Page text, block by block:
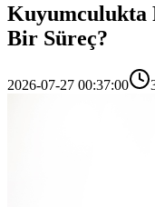
Kuyumculukta
Bir Süreç?
2026-07-27 00:37:00